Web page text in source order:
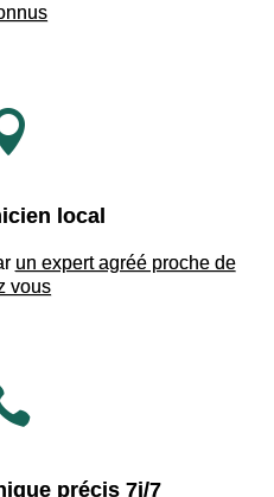
local
un expert agréé proche de
vous
précis 7j/7